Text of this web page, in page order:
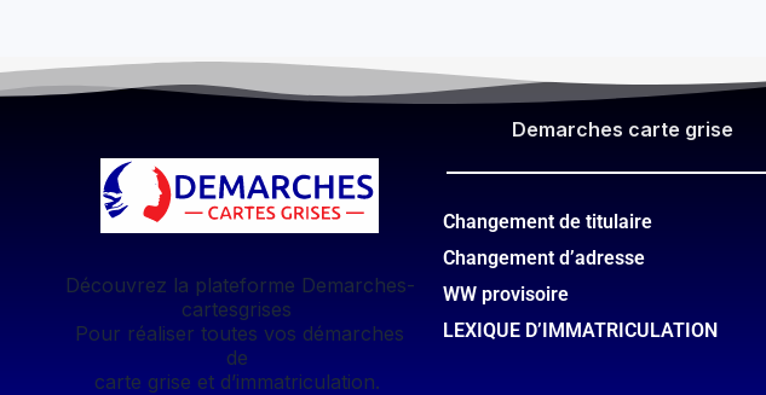
Découvrez la plateforme Demarches-
cartesgrises
Pour réaliser toutes vos démarches
de
carte grise et d’immatriculation.
Demarches carte grise
Changement de titulaire
Changement d’adresse
WW provisoire
LEXIQUE D’IMMATRICULATION